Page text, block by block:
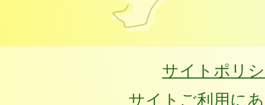
サイトポリ
サイトご利用に